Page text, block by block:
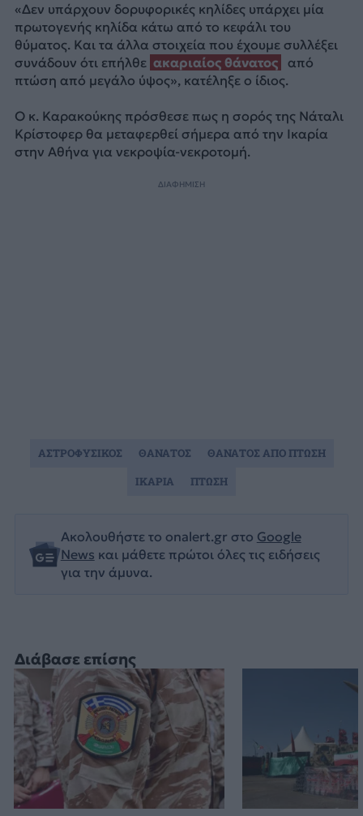
Διάβασε επίσης
«Δεν υπάρχουν δορυφορικές κηλίδες υπάρχει μία
πρωτογενής κηλίδα κάτω από το κεφάλι του
θύματος. Και τα άλλα στοιχεία που έχουμε συλλέξει
συνάδουν ότι επήλθε ακαριαίος θάνατος
από
πτώση από μεγάλο ύψος», κατέληξε ο ίδιος.
Ο κ. Καρακούκης πρόσθεσε πως η σορός της Νάταλι
Κρίστοφερ θα μεταφερθεί σήμερα από την Ικαρία
στην Αθήνα για νεκροψία-νεκροτομή.
ΔΙΑΦΗΜΙΣΗ
Ακολουθήστε το onalert.gr στο Google
News και μάθετε πρώτοι όλες τις ειδήσεις
για την άμυνα.
ΑΣΤΡΟΦΥΣΙΚΟΣ ΘΑΝΑΤΟΣ
ΘΑΝΑΤΟΣ ΑΠΟ ΠΤΩΣΗ
ΙΚΑΡΙΑ
ΠΤΩΣΗ